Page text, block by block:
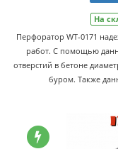
На
Перфоратор WT-0171
работ. С помощью
отверстий в бетоне
буром. Также